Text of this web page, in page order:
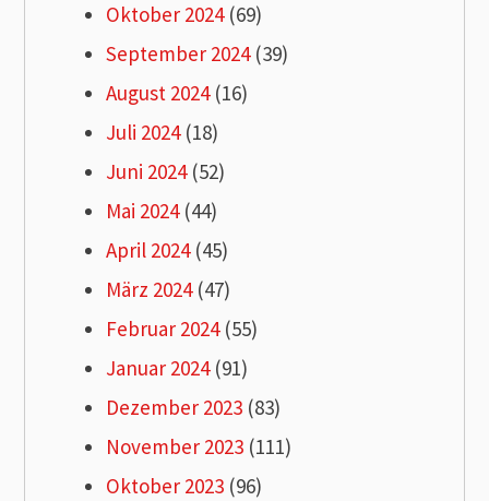
Oktober 2024(69)
September 2024(39)
August 2024(16)
Juli 2024(18)
Juni 2024(52)
Mai 2024(44)
April 2024(45)
März 2024(47)
Februar 2024(55)
Januar 2024(91)
Dezember 2023 (83)
November 2023 (111)
Oktober 2023 (96)